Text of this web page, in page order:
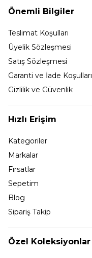
Önemli Bilgiler
Teslimat Koşulları
Üyelik Sözleşmesi
Satış Sözleşmesi
Garanti ve İade Koşulları
Gizlilik ve Güvenlik
Hızlı Erişim
Kategoriler
Markalar
Fırsatlar
Sepetim
Blog
Sipariş Takip
Özel Koleksiyonlar